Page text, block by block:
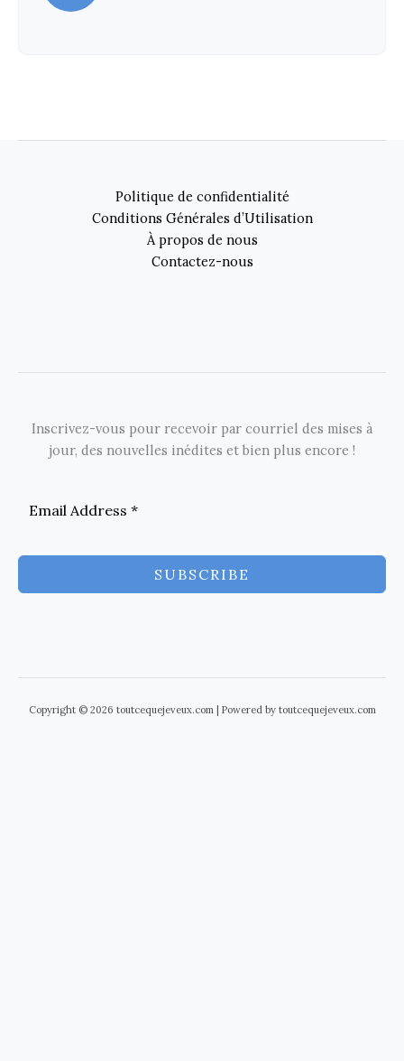
Politique de confidentialité
Conditions Générales d’Utilisation
À propos de nous
Contactez-nous
Inscrivez-vous pour recevoir par courriel des mises à
jour, des nouvelles inédites et bien plus encore !
SUBSCRIBE
Copyright © 2026 toutcequejeveux.com | Powered by toutcequejeveux.com